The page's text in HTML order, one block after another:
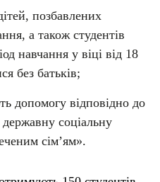
позбавлених
а також студентів
навчання у віці від 18
без батьків;
допомогу відповідно до
соціальну
сім’ям».